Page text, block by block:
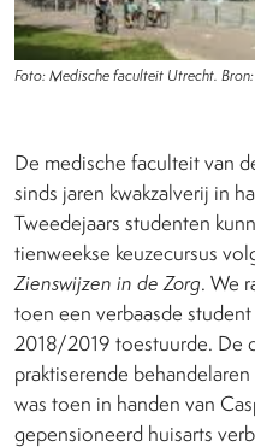
Foto: Medische faculteit Utrecht.
De medische faculteit van
sinds jaren kwakzalverij in
Tweedejaars studenten
tienweekse keuzecursus
Zienswijzen in de Zorg. We
toen een verbaasde
2018/2019 toestuurde. De
praktiserende
was toen in handen van
gepensioneerd huisarts